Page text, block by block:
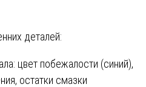
деталей:
цвет побежалости (синий),
остатки смазки